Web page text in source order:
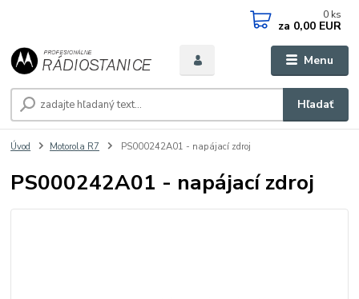
Menu
Hľadať
0 ks
za 0,00 EUR
Úvod Motorola R7 PS000242A01 - napájací zdroj
PS000242A01 - napájací zdroj